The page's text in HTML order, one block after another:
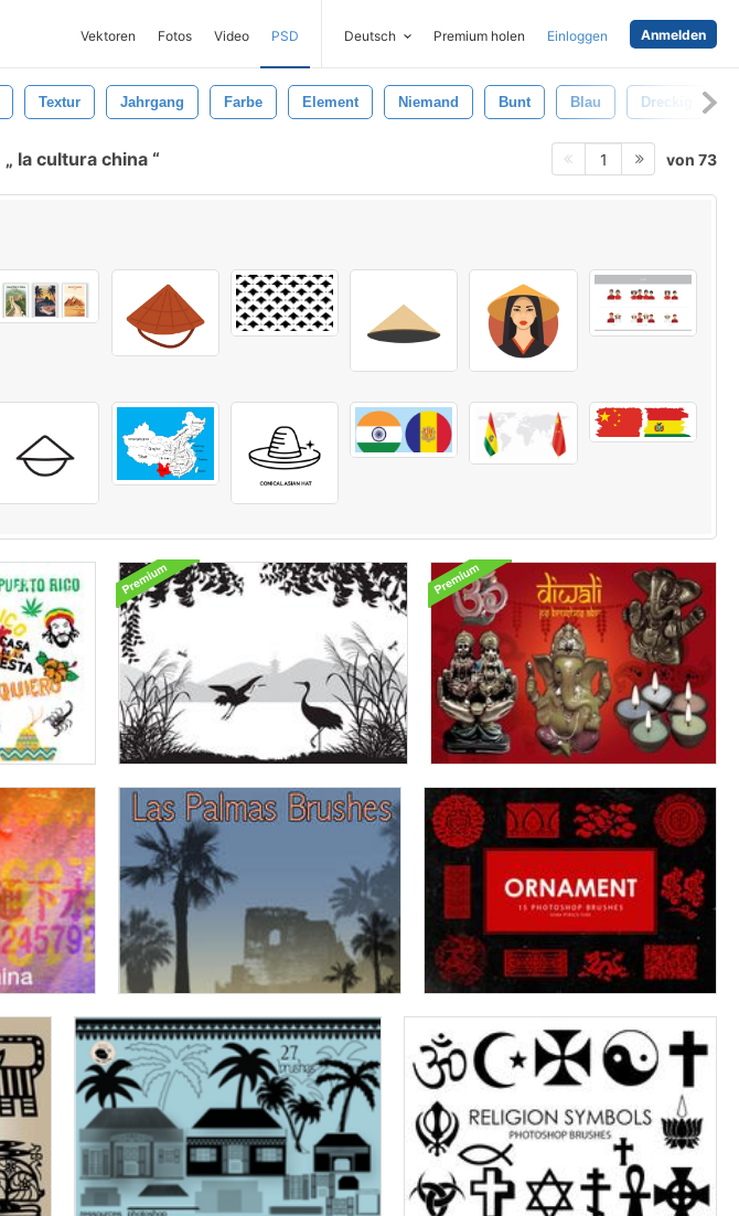
Vektoren Fotos Video PSD Deutsch Premium holen Einloggen Anmelden
Textur Jahrgang Farbe Element Niemand Bunt Blau Dreckig
la cultura china 1 von 73